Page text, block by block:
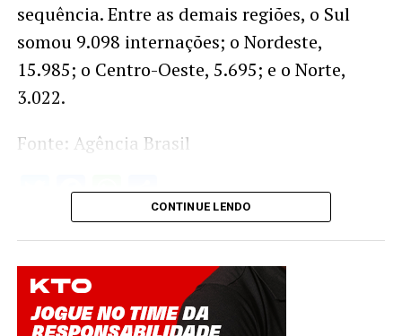
sequência. Entre as demais regiões, o Sul
somou 9.098 internações; o Nordeste,
15.985; o Centro-Oeste, 5.695; e o Norte,
3.022.
Fonte: Agência Brasil
Twitter
Facebook
WhatsApp
Share
CONTINUE LENDO